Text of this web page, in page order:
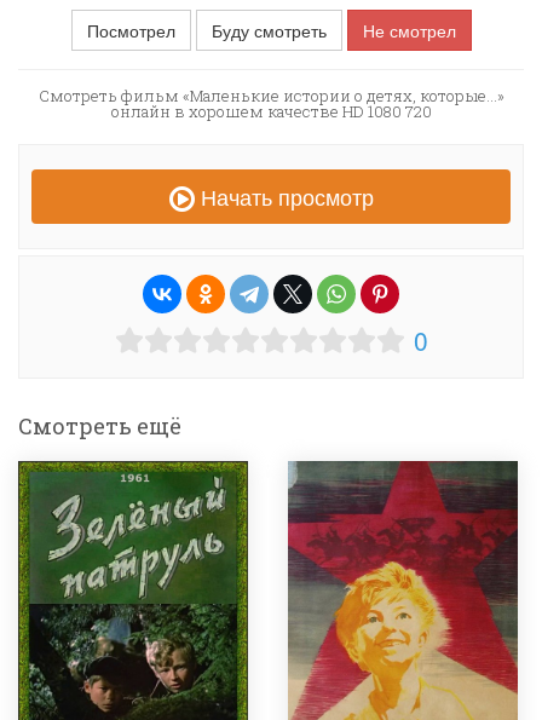
Посмотрел
Буду смотреть Не смотрел
Смотреть фильм «Маленькие истории о детях, которые...»
онлайн в хорошем качестве HD 1080 720
Начать просмотр
0
Смотреть ещё